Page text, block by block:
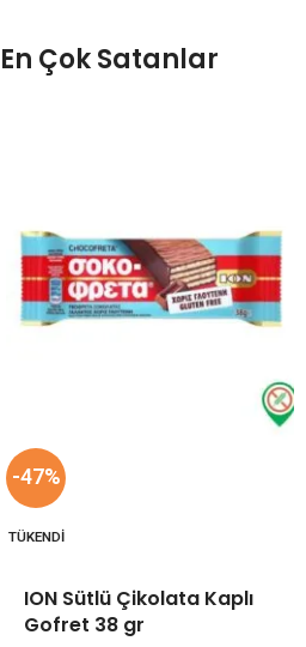
En Çok Satanlar
-47%
TÜKENDI
ION Sütlü Çikolata Kaplı
Gofret 38 gr